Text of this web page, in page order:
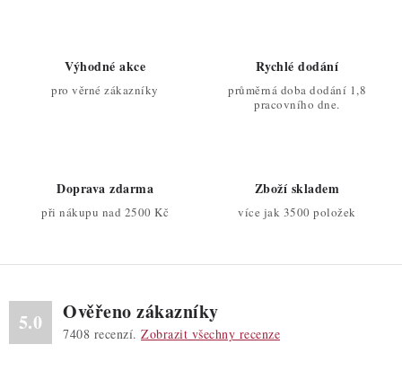
u
Výhodné akce
pro věrné zákazníky
Rychlé dodání
průměrná doba dodání 1,8
pracovního dne.
Doprava zdarma
při nákupu nad 2500 Kč
Zboží skladem
více jak 3500 položek
5.0 Ověřeno zákazníky
7408 recenzí. Zobrazit všechny recenze